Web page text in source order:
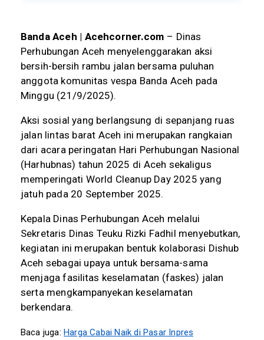
Banda Aceh | Acehcorner.com – Dinas
Perhubungan Aceh menyelenggarakan aksi
bersih-bersih rambu jalan bersama puluhan
anggota komunitas vespa Banda Aceh pada
Minggu (21/9/2025).
Aksi sosial yang berlangsung di sepanjang ruas
jalan lintas barat Aceh ini merupakan rangkaian
dari acara peringatan Hari Perhubungan Nasional
(Harhubnas) tahun 2025 di Aceh sekaligus
memperingati World Cleanup Day 2025 yang
jatuh pada 20 September 2025.
Kepala Dinas Perhubungan Aceh melalui
Sekretaris Dinas Teuku Rizki Fadhil menyebutkan,
kegiatan ini merupakan bentuk kolaborasi Dishub
Aceh sebagai upaya untuk bersama-sama
menjaga fasilitas keselamatan (faskes) jalan
serta mengkampanyekan keselamatan
berkendara.
Baca juga: Harga Cabai Naik di Pasar Inpres